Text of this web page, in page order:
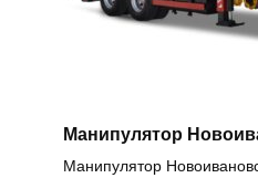
Манипулятор
Манипулятор